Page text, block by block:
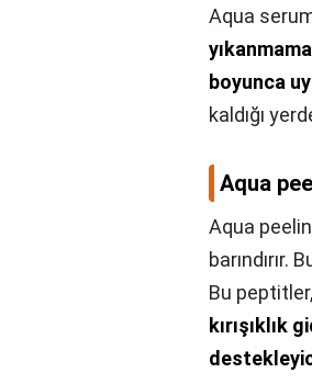
Aqua
boyunca
kaldığı
Aqua
Aqua
Bu
kırışıklık